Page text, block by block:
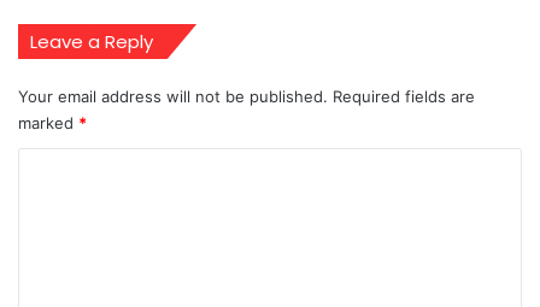
Leave a Reply
Your email address will not be published. Required fields are
marked *